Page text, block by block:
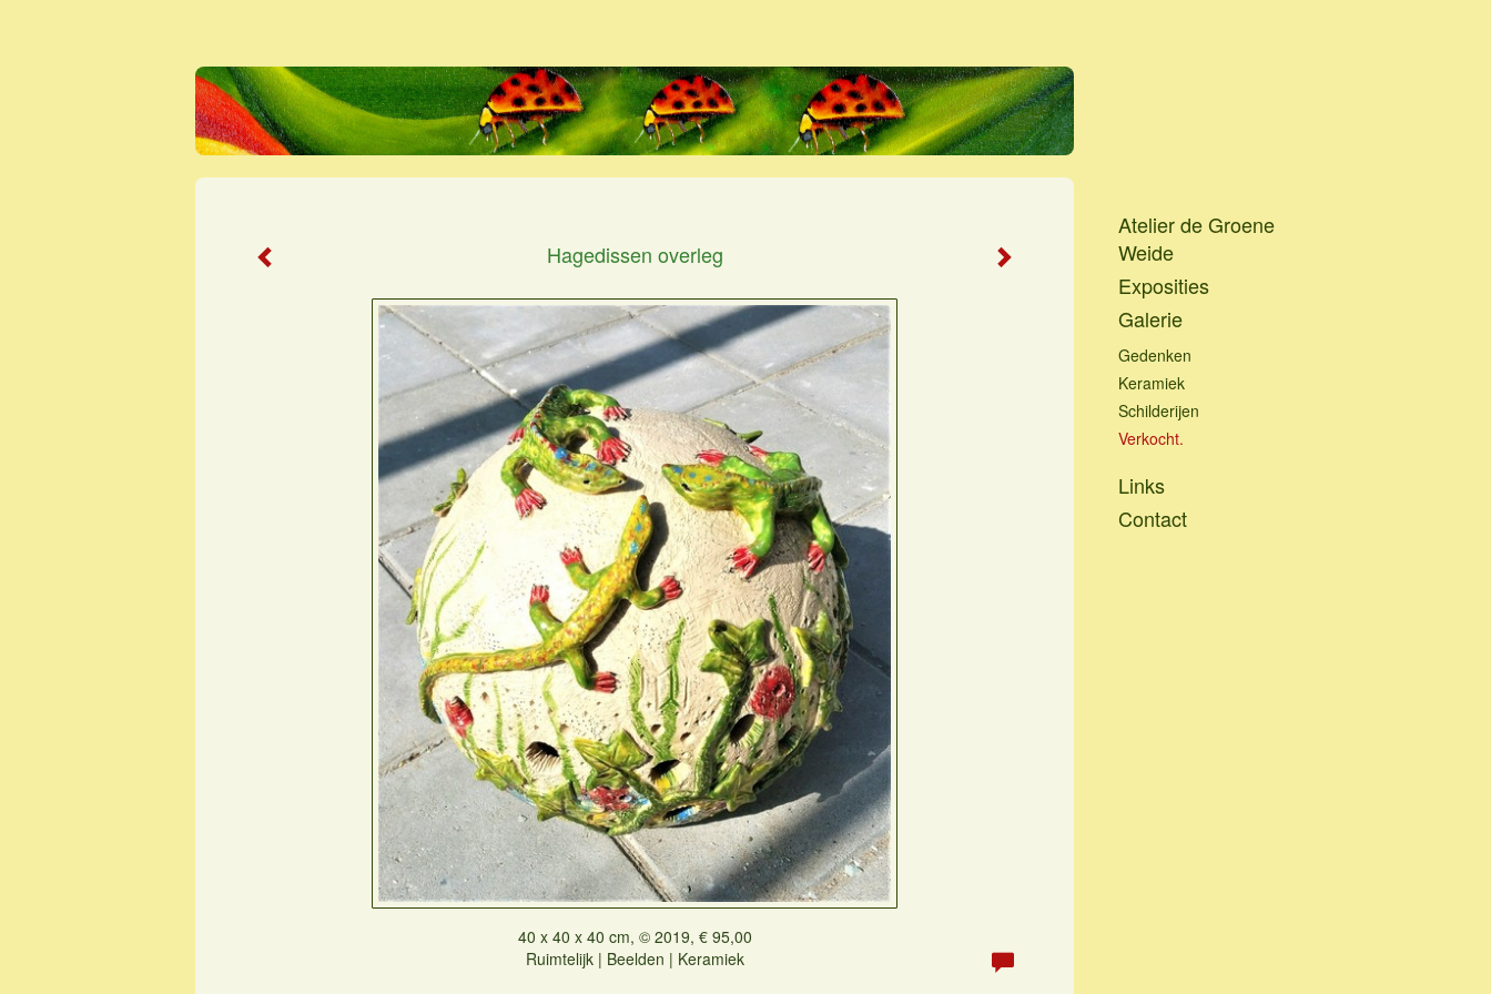
Hagedissen overleg
40 x 40 x 40 cm, © 2019, € 95,00
Ruimtelijk | Beelden | Keramiek
Atelier de Groene
Weide
Exposities
Galerie
Gedenken
Keramiek
Schilderijen
Verkocht.
Links
Contact